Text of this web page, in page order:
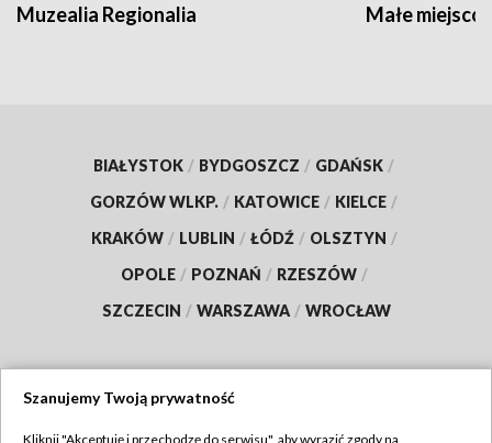
Muzealia Regionalia Małe
BIAŁYSTOK / BYDGOSZCZ / GDAŃSK /
GORZÓW WLKP. / KATOWICE / KIELCE /
KRAKÓW / LUBLIN / ŁÓDŹ / OLSZTYN /
OPOLE / POZNAŃ / RZESZÓW /
SZCZECIN / WARSZAWA / WROCŁAW
Szanujemy Twoją prywatność
Kliknij "Akceptuję i przechodzę do serwisu", aby wyrazić zgody na